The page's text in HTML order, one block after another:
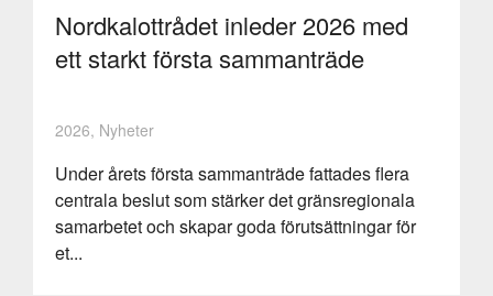
Nordkalottrådet inleder 2026 med
ett starkt första sammanträde
2026, Nyheter
Under årets första sammanträde fattades flera
centrala beslut som stärker det gränsregionala
samarbetet och skapar goda förutsättningar för
et...